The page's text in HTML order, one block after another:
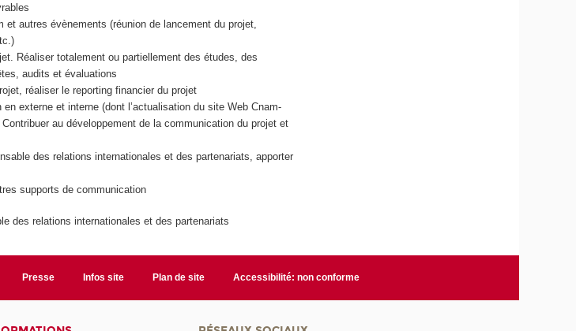
autres évènements (réunion de lancement du projet,
Réaliser totalement ou partiellement des études, des
audits et évaluations
réaliser le reporting financier du projet
externe et interne (dont l’actualisation du site Web Cnam-
au développement de la communication du projet et
des relations internationales et des partenariats, apporter
supports de communication
des relations internationales et des partenariats
Presse Infos site Plan de site Accessibilité: non conforme